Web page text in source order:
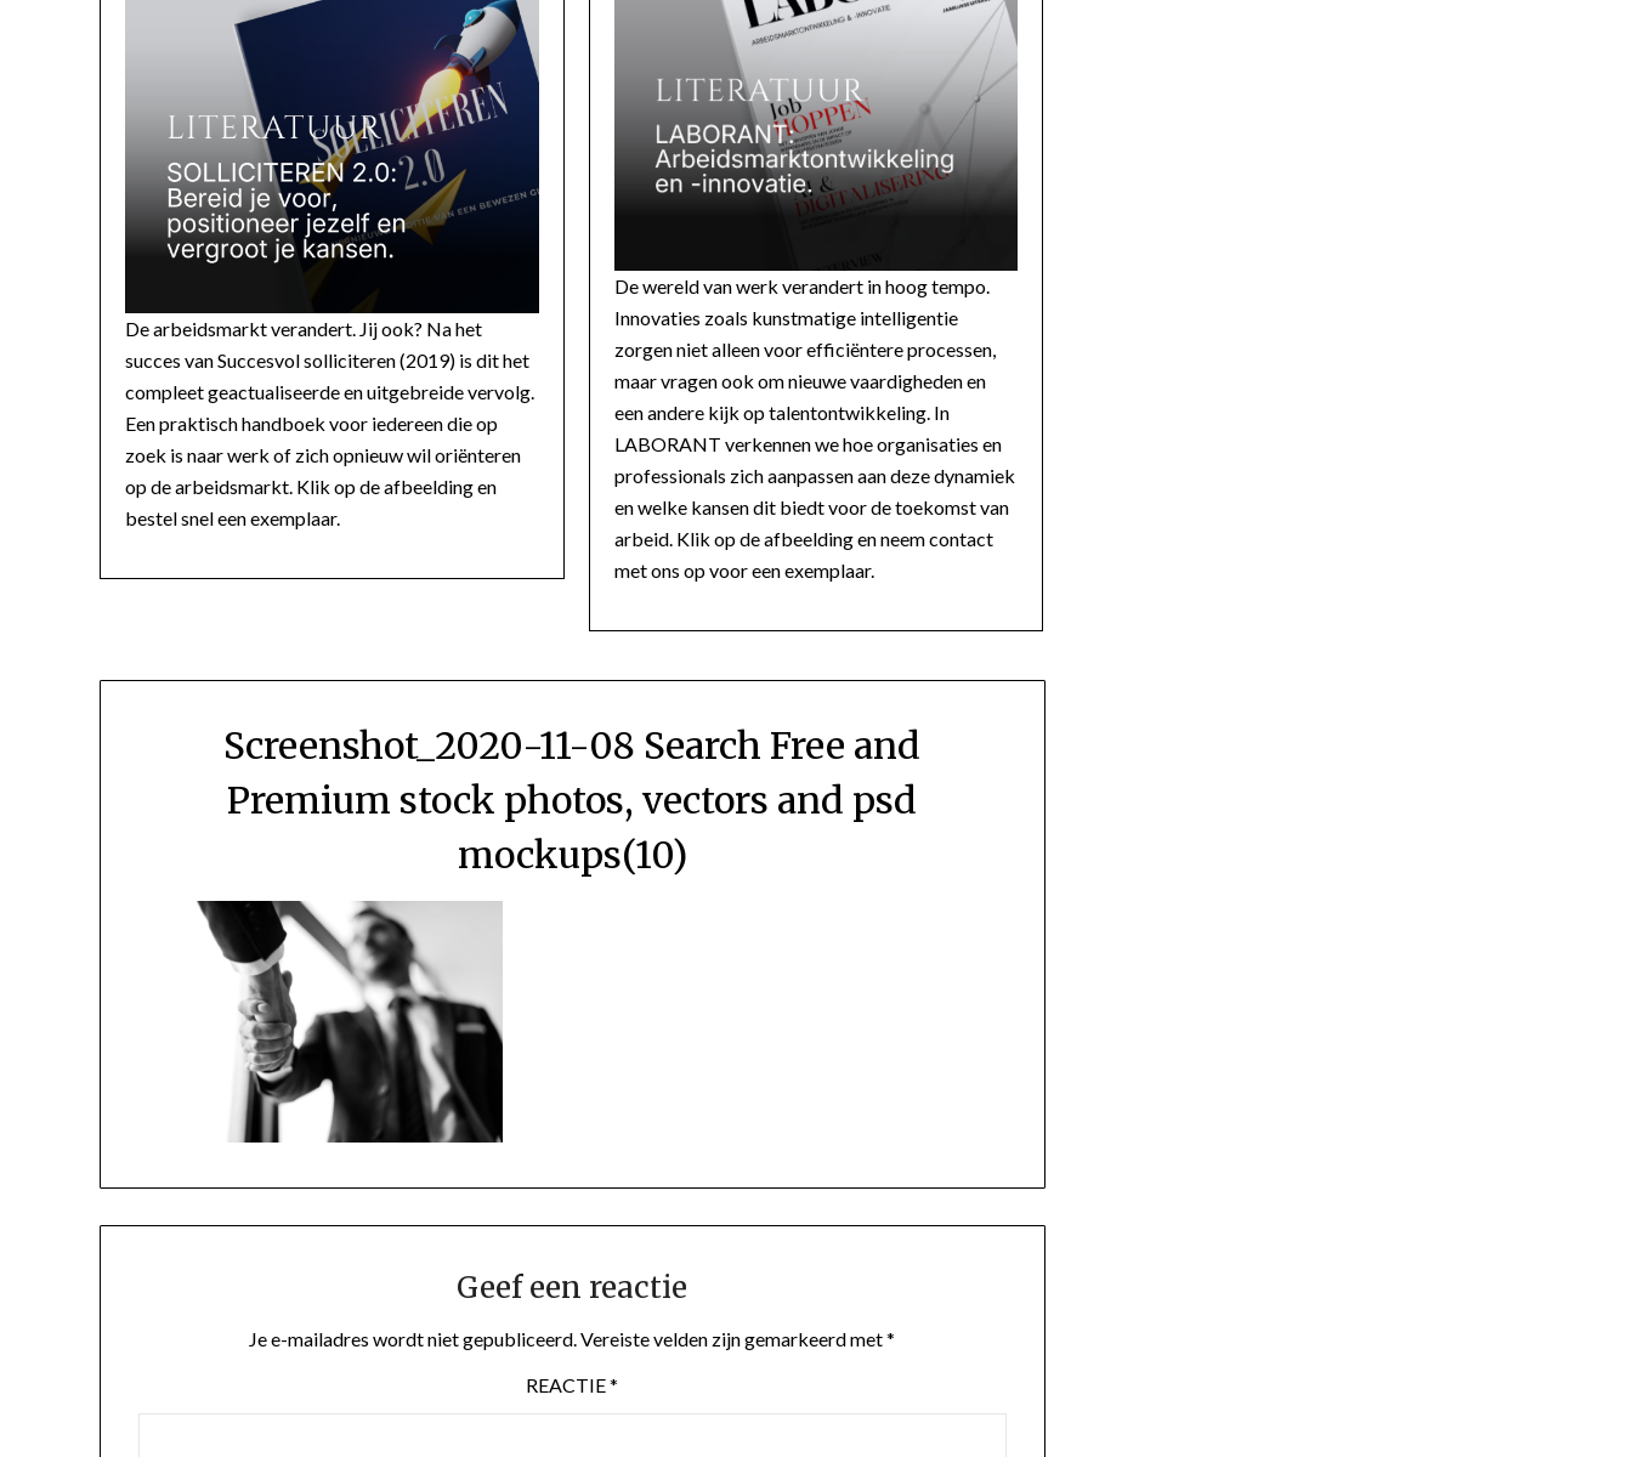
De arbeidsmarkt verandert. Jij ook? Na het
succes van Succesvol solliciteren (2019) is dit het
compleet geactualiseerde en uitgebreide vervolg.
Een praktisch handboek voor iedereen die op
zoek is naar werk of zich opnieuw wil oriënteren
op de arbeidsmarkt. Klik op de afbeelding en
bestel snel een exemplaar.
De wereld van werk verandert in hoog tempo.
Innovaties zoals kunstmatige intelligentie
zorgen niet alleen voor efficiëntere processen,
maar vragen ook om nieuwe vaardigheden en
een andere kijk op talentontwikkeling. In
LABORANT verkennen we hoe organisaties en
professionals zich aanpassen aan deze dynamiek
en welke kansen dit biedt voor de toekomst van
arbeid. Klik op de afbeelding en neem contact
met ons op voor een exemplaar.
Screenshot_2020-11-08 Search Free and
Premium stock photos, vectors and psd
mockups(10)
Geef een reactie
Je e-mailadres wordt niet gepubliceerd.Vereiste velden zijn gemarkeerd met*
REACTIE*